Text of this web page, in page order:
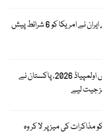
آبنائے ہرمز کھولنے کیلئے ایران نے امریکا کو 6 شرائط پیش
انٹرنیشنل نیوکلیئر سائنس اولمپیاڈ 2026، پاکستان نے
جیت لیے
مذاکرات کی میز پر لا کر وہ